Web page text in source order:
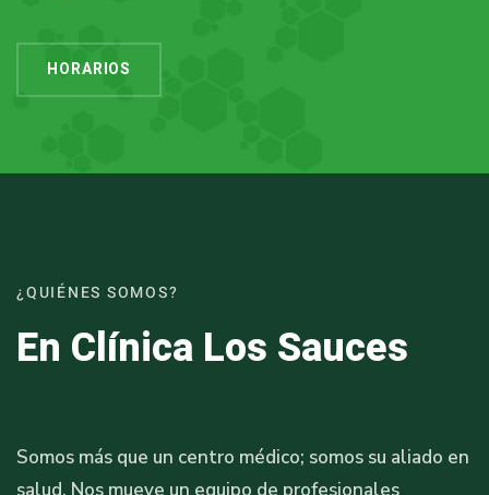
HORARIOS
¿QUIÉNES SOMOS?
En Clínica Los Sauces
Somos más que un centro médico; somos su aliado en